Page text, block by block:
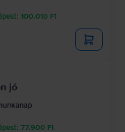
100.010 Ft
jó
77.900 Ft